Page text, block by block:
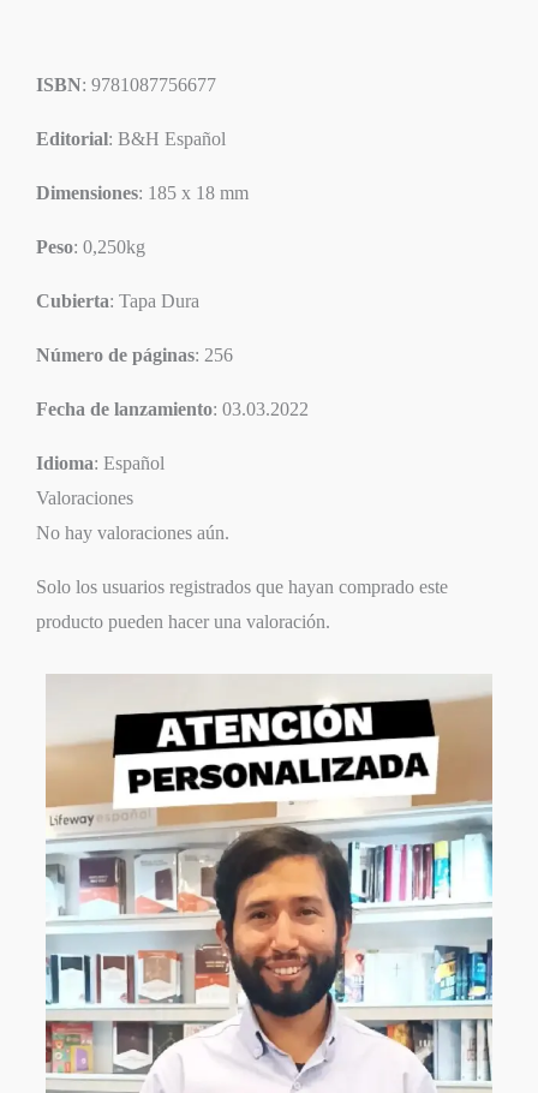
ISBN: 9781087756677
Editorial: B&H Español
Dimensiones: 185 x 18 mm
Peso: 0,250kg
Cubierta: Tapa Dura
Número de páginas: 256
Fecha de lanzamiento: 03.03.2022
Idioma: Español
Valoraciones
No hay valoraciones aún.
Solo los usuarios registrados que hayan comprado este
producto pueden hacer una valoración.